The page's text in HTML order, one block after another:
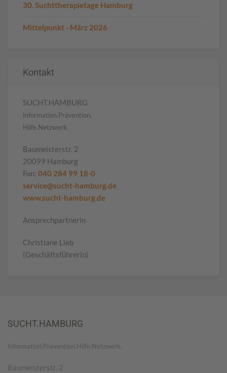
30. Suchttherapietage Hamburg
Mittelpunkt - März 2026
Kontakt
SUCHT.HAMBURG
Information.Prävention.
Hilfe.Netzwerk.
Baumeisterstr. 2
20099 Hamburg
Fon: 040 284 99 18-0
service@sucht-hamburg.de
www.sucht-hamburg.de
Ansprechpartnerin
Christiane Lieb
(Geschäftsführerin)
SUCHT.HAMBURG
Information.Prävention.Hilfe.Netzwerk.
Baumeisterstr. 2